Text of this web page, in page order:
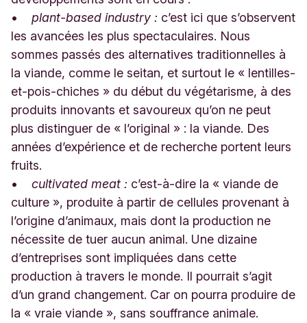
•
plant-based industry : c’est ici que s’observent
les avancées les plus spectaculaires. Nous
sommes passés des alternatives traditionnelles à
la viande, comme le seitan, et surtout le « lentilles-
et-pois-chiches » du début du végétarisme, à des
produits innovants et savoureux qu’on ne peut
plus distinguer de « l’original » : la viande. Des
années d’expérience et de recherche portent leurs
fruits.
• cultivated meat : c’est-à-dire la « viande de
culture », produite à partir de cellules provenant à
l’origine d’animaux, mais dont la production ne
nécessite de tuer aucun animal. Une dizaine
d’entreprises sont impliquées dans cette
production à travers le monde. Il pourrait s’agit
d’un grand changement. Car on pourra produire de
la « vraie viande », sans souffrance animale.